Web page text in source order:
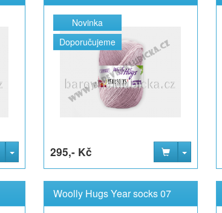
Novinka
Doporučujeme
295,- Kč
Woolly Hugs Year socks 07